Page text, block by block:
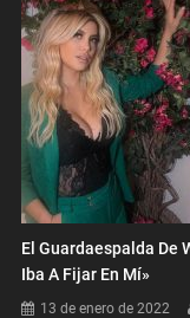
El Guardaespalda De
Iba A Fijar En Mí»
13 de enero de 2022